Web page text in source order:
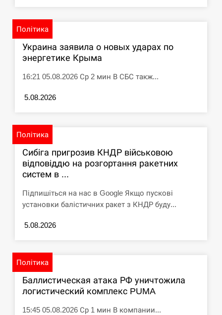
Політика
Украина заявила о новых ударах по
энергетике Крыма
16:21 05.08.2026 Ср 2 мин В СБС такж...
5.08.2026
Політика
Сибіга пригрозив КНДР військовою
відповіддю на розгортання ракетних
систем в ...
Підпишіться на нас в Google Якщо пускові
установки балістичних ракет з КНДР буду...
5.08.2026
Політика
Баллистическая атака РФ уничтожила
логистический комплекс PUMA
15:45 05.08.2026 Ср 1 мин В компании...